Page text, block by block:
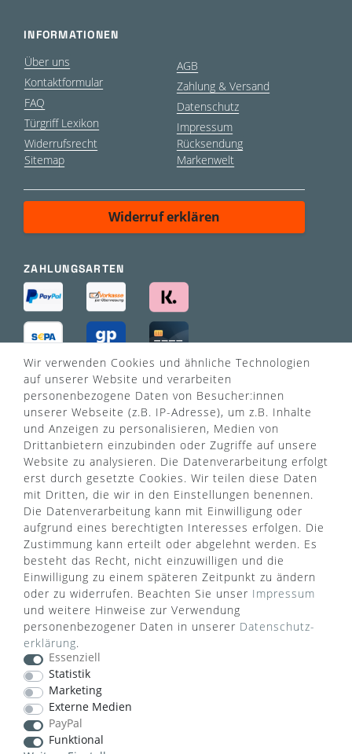
INFORMATIONEN
Über uns
Kontaktformular
FAQ
Türgriff Lexikon
Widerrufsrecht
Sitemap
AGB
Zahlung & Versand
Datenschutz
Impressum
Rücksendung
Markenwelt
Widerruf erklären
ZAHLUNGSARTEN
VERSANDART
WUSSTEN SIE SCHON?
Das Käufersiegel des Händlerbunds garantiert Ihnen
100%.-ige Zahlungssicherheit, größtmöglichen
Datenschutz und Geld-zurück-Garantie bei Nicht-
oder Falschlieferung.
Wir verwenden Cookies und ähnliche Technologien
auf unserer Website und verarbeiten
personenbezogene Daten von Besucher:innen
unserer Webseite (z.B. IP-Adresse), um z.B. Inhalte
und Anzeigen zu personalisieren, Medien von
Drittanbietern einzubinden oder Zugriffe auf unsere
Website zu analysieren. Die Datenverarbeitung erfolgt
erst durch gesetzte Cookies. Wir teilen diese Daten
mit Dritten, die wir in den Einstellungen benennen.
Die Datenverarbeitung kann mit Einwilligung oder
aufgrund eines berechtigten Interesses erfolgen. Die
Zustimmung kann erteilt oder abgelehnt werden. Es
besteht das Recht, nicht einzuwilligen und die
Einwilligung zu einem späteren Zeitpunkt zu ändern
oder zu widerrufen. Beachten Sie unser Impressum
und weitere Hinweise zur Verwendung
personenbezogener Daten in unserer Daten­schutz­
erklärung.
Essenziell
Statistik
Marketing
Externe Medien
PayPal
Funktional